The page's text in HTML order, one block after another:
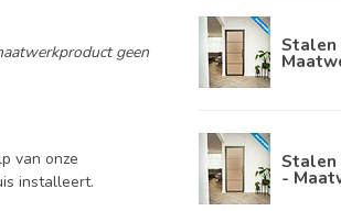
geen
van onze
installeert.
Stalen
Stalen
-